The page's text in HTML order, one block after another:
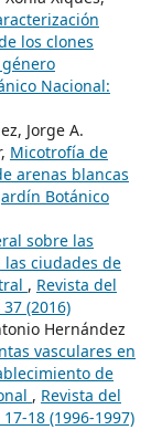
los clones
Nacional:
Jorge A.
Micotrofía de
arenas blancas
Botánico
sobre las
ciudades de
, Revista del
(2016)
Hernández
vasculares en
de
, Revista del
18 (1996-1997)